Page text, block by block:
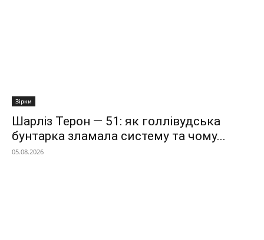
Зірки
Шарліз Терон — 51: як голлівудська
бунтарка зламала систему та чому...
05.08.2026